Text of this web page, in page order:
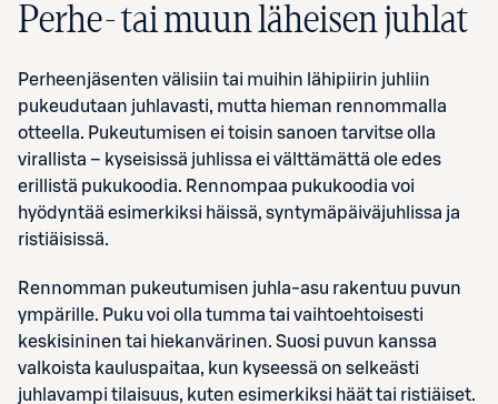
Perhe- tai muun läheisen juhlat
Perheenjäsenten välisiin tai muihin lähipiirin juhliin
pukeudutaan juhlavasti, mutta hieman rennommalla
otteella. Pukeutumisen ei toisin sanoen tarvitse olla
virallista – kyseisissä juhlissa ei välttämättä ole edes
erillistä pukukoodia. Rennompaa pukukoodia voi
hyödyntää esimerkiksi häissä, syntymäpäiväjuhlissa ja
ristiäisissä.
Rennomman pukeutumisen juhla-asu rakentuu puvun
ympärille. Puku voi olla tumma tai vaihtoehtoisesti
keskisininen tai hiekanvärinen. Suosi puvun kanssa
valkoista kauluspaitaa, kun kyseessä on selkeästi
juhlavampi tilaisuus, kuten esimerkiksi häät tai ristiäiset.